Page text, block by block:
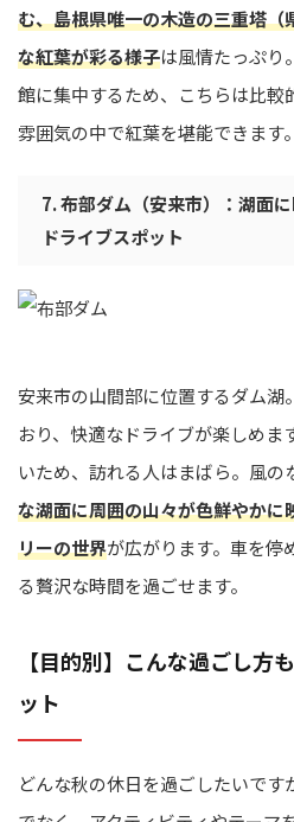
む、島根県唯一の木造の三重塔（
な紅葉が彩る様子は風情たっぷり
館に集中するため、こちらは比較
雰囲気の中で紅葉を堪能できます。
7. 布部ダム（安来市）：湖面
ドライブスポット
安来市の山間部に位置するダム湖
おり、快適なドライブが楽しめま
いため、訪れる人はまばら。風の
な湖面に周囲の山々が色鮮やかに
リーの世界が広がります。車を停
る贅沢な時間を過ごせます。
【目的別】こんな過ごし方
ット
どんな秋の休日を過ごしたいで